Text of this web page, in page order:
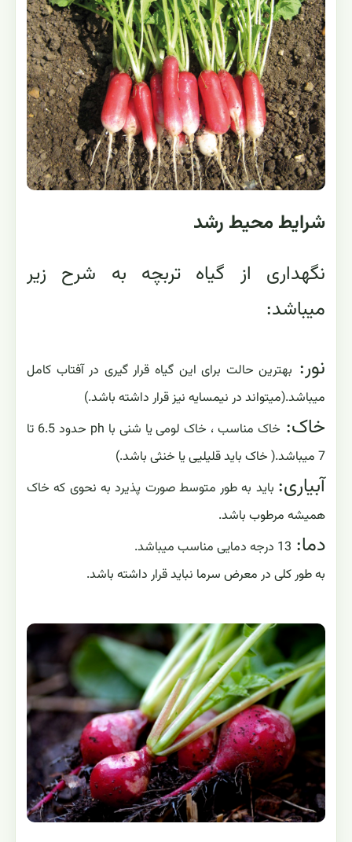
شرایط محیط رشد
نگهداری از گیاه تربچه به شرح زیر
میباشد:
نور: بهترین حالت برای این گیاه قرار گیری در آفتاب کامل
میباشد.(میتواند در نیمسایه نیز قرار داشته باشد.)
خاک:
خاک مناسب ، خاک لومی یا شنی با ph حدود 6.5 تا
7 میباشد.( خاک باید قلیلیی یا خنثی باشد.)
آبیاری: باید به طور متوسط صورت پذیرد به نحوی که خاک
همیشه مرطوب باشد.
دما: 13 درجه دمایی مناسب میباشد.
به طور کلی در معرض سرما نباید قرار داشته باشد.